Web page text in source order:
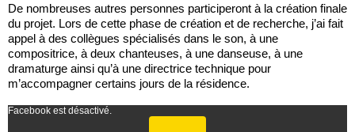
De nombreuses autres personnes participeront à la création finale
du projet. Lors de cette phase de création et de recherche, j’ai fait
appel à des collègues spécialisés dans le son, à une
compositrice, à deux chanteuses, à une danseuse, à une
dramaturge ainsi qu’à une directrice technique pour
m’accompagner certains jours de la résidence.
Facebook est désactivé.